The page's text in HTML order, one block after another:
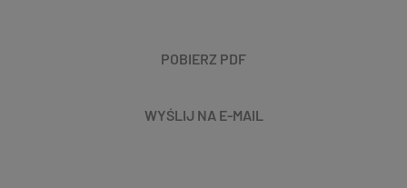
POBIERZ PDF
WYŚLIJ NA E-MAIL